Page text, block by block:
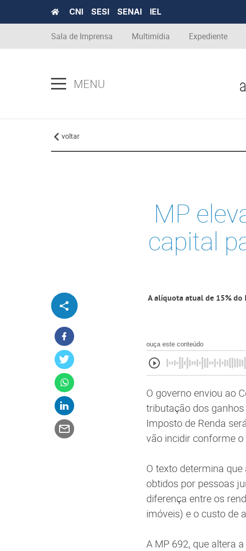
CNI SESI SENAI IEL
Sala de Imprensa Multimídia Expediente
MENU
voltar
MP
capital
A alíquota atual de 15% do
ouça este conteúdo
O governo enviou ao
tributação dos
Imposto de Renda
vão incidir conforme
O texto determina
obtidos por pessoas
diferença entre os
imóveis) e o custo de
A MP 692, que altera